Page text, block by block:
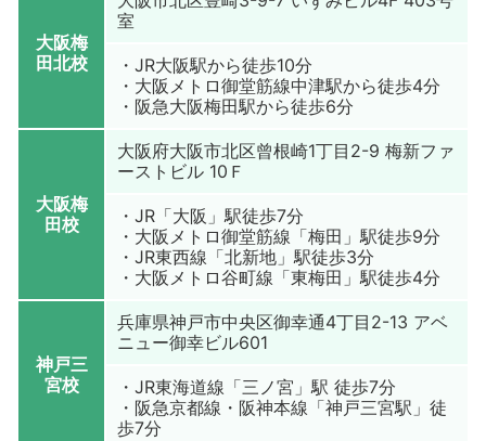
大阪梅
田北校
室
・JR大阪駅から徒歩10分
・大阪メトロ御堂筋線中津駅から徒歩4分
・阪急大阪梅田駅から徒歩6分
大阪梅
田校
大阪府大阪市北区曾根崎1丁目2-9 梅新ファ
ーストビル 10Ｆ
・JR「大阪」駅徒歩7分
・大阪メトロ御堂筋線「梅田」駅徒歩9分
・JR東西線「北新地」駅徒歩3分
・大阪メトロ谷町線「東梅田」駅徒歩4分
神戸三
宮校
兵庫県神戸市中央区御幸通4丁目2-13 アベ
ニュー御幸ビル601
・JR東海道線「三ノ宮」駅 徒歩7分
・阪急京都線・阪神本線「神戸三宮駅」徒
歩7分